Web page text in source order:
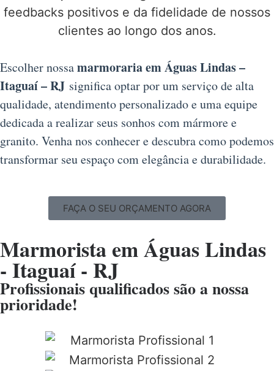
feedbacks positivos e da fidelidade de nossos
clientes ao longo dos anos.
Escolher nossamarmoraria em Águas Lindas –
Itaguaí – RJ significa optar por um serviço de alta
qualidade, atendimento personalizado e uma equipe
dedicada a realizar seus sonhos com mármore e
granito. Venha nos conhecer e descubra como podemos
transformar seu espaço com elegância e durabilidade.
FAÇA O SEU ORÇAMENTO AGORA
Marmorista em Águas Lindas
- Itaguaí - RJ
Profissionais qualificados são a nossa
prioridade!